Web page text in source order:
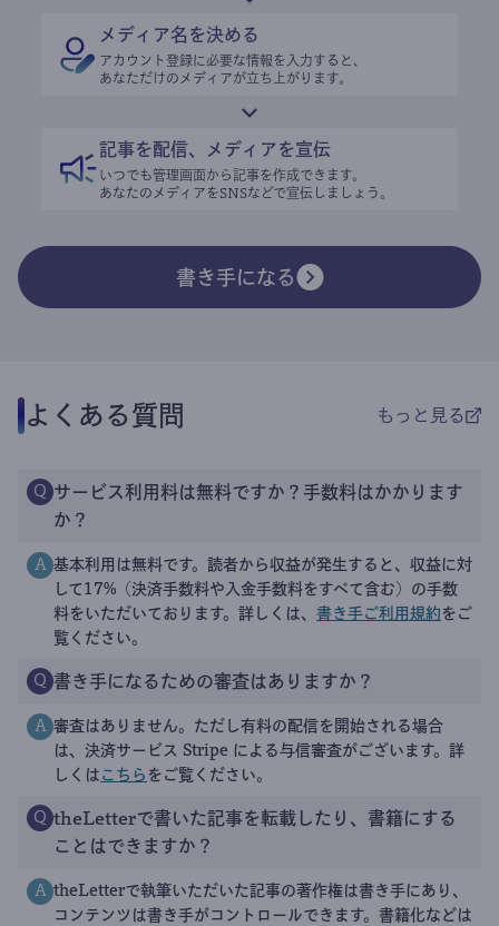
メディア名を決める
アカウント登録に必要な情報を入力すると、
あなただけのメディアが立ち上がります。
記事を配信、メディアを宣伝
いつでも管理画面から記事を作成できます。
あなたのメディアをSNSなどで宣伝しましょう。
書き手になる
よくある質問 もっと見る
Q サービス利用料は無料ですか？手数料はかかります
か？
A 基本利用は無料です。読者から収益が発生すると、収益に対
して17%（決済手数料や入金手数料をすべて含む）の手数
料をいただいております。詳しくは、 書き手ご利用規約 をご
覧ください。
Q 書き手になるための審査はありますか？
A 審査はありません。ただし有料の配信を開始される場合
は、決済サービス Stripe による与信審査がございます。詳
しくは こちら をご覧ください。
Q theLetterで書いた記事を転載したり、書籍にする
ことはできますか？
A theLetterで執筆いただいた記事の著作権は書き手にあり、
コンテンツは書き手がコントロールできます。書籍化などは